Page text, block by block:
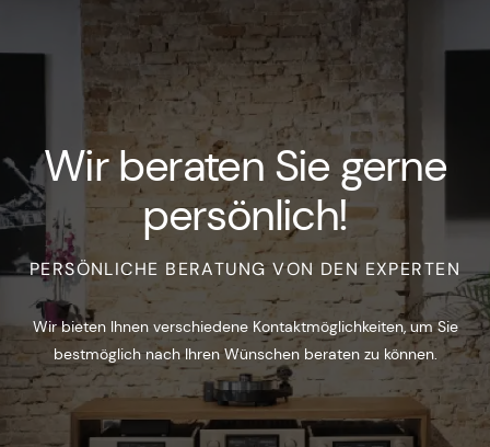
Wir beraten Sie gerne
persönlich!
PERSÖNLICHE BERATUNG VON DEN EXPERTEN
Wir bieten Ihnen verschiedene Kontaktmöglichkeiten, um Sie
bestmöglich nach Ihren Wünschen beraten zu können.